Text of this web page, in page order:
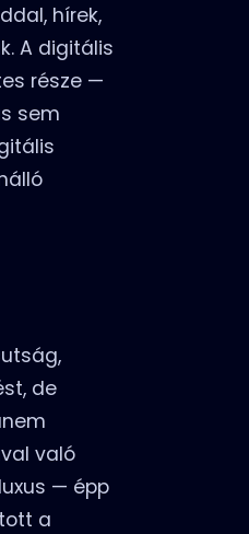
hírek,
A digitális
része —
sem
de
való
— épp
a